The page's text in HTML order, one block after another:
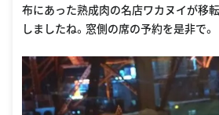
布にあった熟成肉の名店ワカヌイが移
しましたね。窓側の席の予約を是非で。